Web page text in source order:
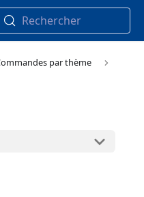
Rechercher
par thème